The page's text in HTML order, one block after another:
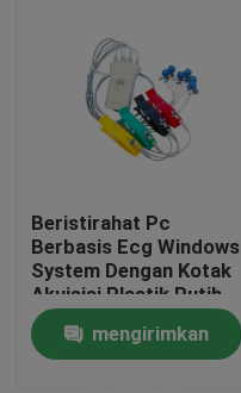
Rumah
Produk
Tur Pabrik
Kontrol kualitas
Beristirahat Pc
Berbasis Ecg Windows
System Dengan Kotak
Akuisisi Plastik Putih
mengirimkan